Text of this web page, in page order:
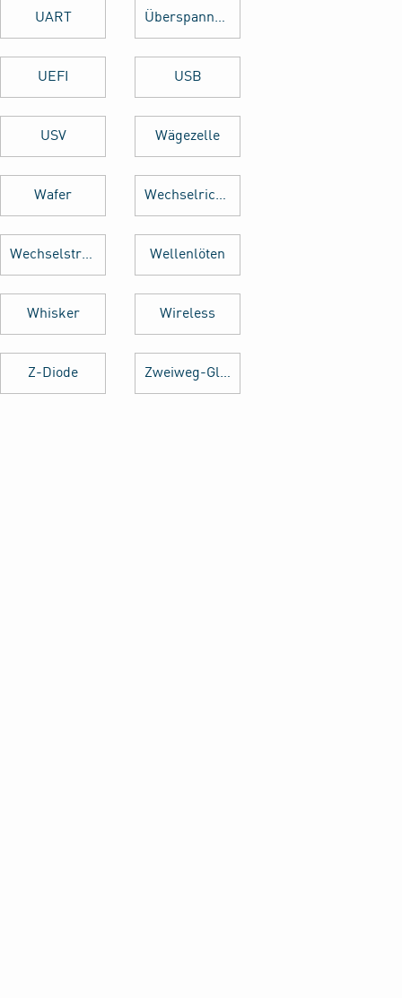
UART Überspannungsschutz
UEFI USB
USV Wägezelle
Wafer Wechselrichter
Wechselstrom Wellenlöten
Whisker Wireless
Z-Diode Zweiweg-Gleichrichter